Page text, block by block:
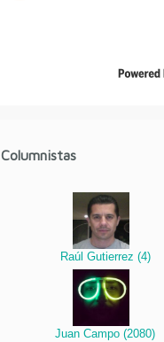
Columnistas
Raúl Gutierrez (4)
Juan Campo(2080)